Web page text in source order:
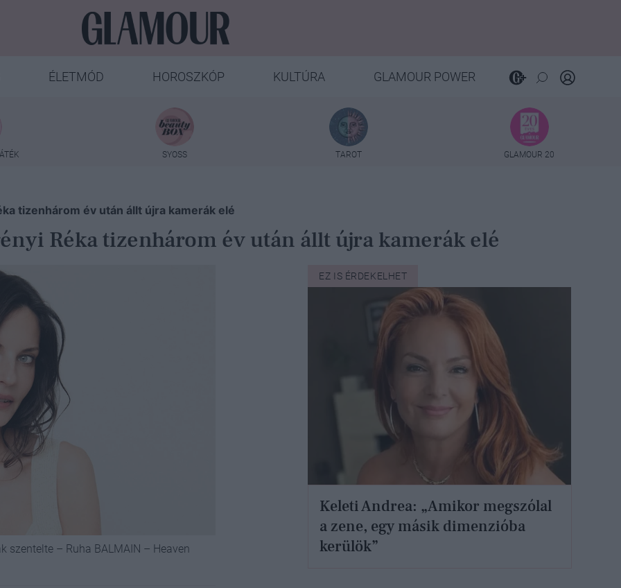
ÉLETMÓD HOROSZKÓP KULTÚRA GLAMOUR POWER
SYOSS TAROT GLAMOUR 20
tizenhárom év után állt újra kamerák elé
Réka tizenhárom év után állt újra kamerák elé
szentelte – Ruha BALMAIN – Heaven
EZ IS ÉRDEKELHET
Keleti Andrea: „Amikor megszólal
a zene, egy másik dimenzióba
kerülök”